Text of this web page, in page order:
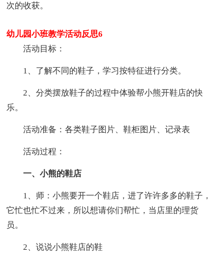
次的收获。
幼儿园小班教学活动反思6
活动目标：
1、了解不同的鞋子，学习按特征进行分类。
2、分类摆放鞋子的过程中体验帮小熊开鞋店的快
乐。
活动准备：各类鞋子图片、鞋柜图片、记录表
活动过程：
一、小熊的鞋店
1、师：小熊要开一个鞋店，进了许许多多的鞋子，
它忙也忙不过来，所以想请你们帮忙，当店里的理货
员。
2、说说小熊鞋店的鞋